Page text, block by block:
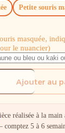
fiche produit
un message
une
Maison Fersen,
sont des pièces
de livraison
ou point
possible.
ne sont pas
livraison). Pour les
Petite souris
masquée,
le nuancier)
Ajouter au
réalisée à la main
5 à 6